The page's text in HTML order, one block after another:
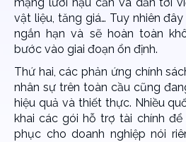
mạng lưới hậu cần và dẫn tới
vật liệu, tăng giá… Tuy nhiên
ngắn hạn và sẽ hoàn toàn
bước vào giai đoạn ổn định.
Thứ hai, các phản ứng chính
nhân sự trên toàn cầu cũng
hiệu quả và thiết thực. Nhiều
khai các gói hỗ trợ tài chính
phục cho doanh nghiệp nói